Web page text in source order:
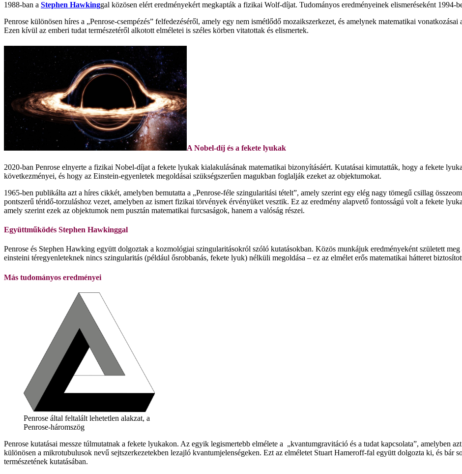
1988-ban a Stephen Hawkinggal közösen elért eredményekért megkapták a fizikai Wolf-díjat. Tudományos eredményeinek elismeréseként 1994-
Penrose különösen híres a „Penrose-csempézés” felfedezéséről, amely egy nem ismétlődő mozaikszerkezet, és amelynek matematikai
Ezen kívül az emberi tudat természetéről alkotott elméletei is széles körben vitatottak és elismertek.
A Nobel-díj és a fekete lyukak
2020-ban Penrose elnyerte a fizikai Nobel-díjat a fekete lyukak kialakulásának matematikai bizonyításáért. Kutatásai kimutatták, hogy a fekete
következményei, és hogy az Einstein-egyenletek megoldásai szükségszerűen magukban foglalják ezeket az objektumokat.
1965-ben publikálta azt a híres cikkét, amelyben bemutatta a „Penrose-féle szingularitási tételt”, amely szerint egy elég nagy tömegű csillag
pontszerű téridő-torzuláshoz vezet, amelyben az ismert fizikai törvények érvényüket vesztik. Ez az eredmény alapvető fontosságú volt a fekete
amely szerint ezek az objektumok nem pusztán matematikai furcsaságok, hanem a valóság részei.
Együttműködés Stephen Hawkinggal
Penrose és Stephen Hawking együtt dolgoztak a kozmológiai szingularitásokról szóló kutatásokban. Közös munkájuk eredményeként született
einsteini téregyenleteknek nincs szingularitás (például ősrobbanás, fekete lyuk) nélküli megoldása – ez az elmélet erős matematikai hátteret
Más tudományos eredményei
Penrose által feltalált lehetetlen alakzat, a
Penrose-háromszög
Penrose kutatásai messze túlmutatnak a fekete lyukakon. Az egyik legismertebb elmélete a „kvantumgravitáció és a tudat kapcsolata”, amelyben
különösen a mikrotubulusok nevű sejtszerkezetekben lezajló kvantumjelenségeken. Ezt az elméletet Stuart Hameroff-fal együtt dolgozta ki, és bár
természetének kutatásában.